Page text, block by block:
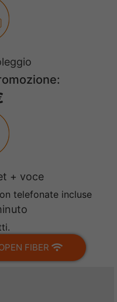
+ voce
telefonate incluse
FIBER